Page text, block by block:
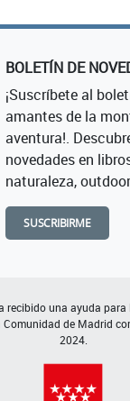
BOLETÍN DE
¡Suscríbete al
amantes de la
aventura!.
novedades en
naturaleza,
SUSCRIBIRME
recibido una ayuda
Comunidad de Madrid
2024.